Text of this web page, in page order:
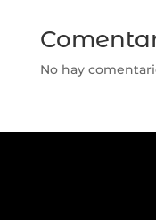
No hay